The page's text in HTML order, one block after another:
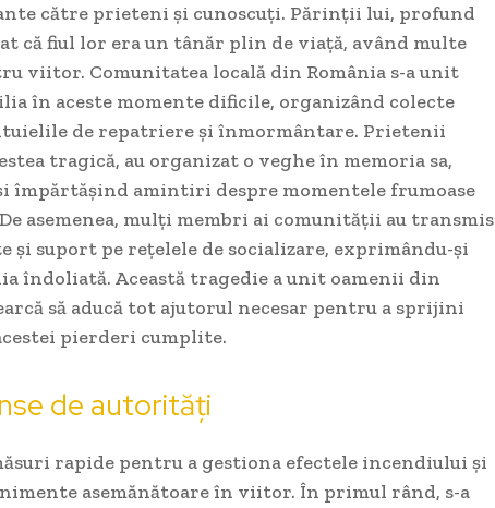
către prieteni și cunoscuți. Părinții lui, profund
că fiul lor era un tânăr plin de viață, având multe
viitor. Comunitatea locală din România s-a unit
în aceste momente dificile, organizând colecte
de repatriere și înmormântare. Prietenii
tragică, au organizat o veghe în memoria sa,
împărtășind amintiri despre momentele frumoase
asemenea, mulți membri ai comunității au transmis
și suport pe rețelele de socializare, exprimându-și
îndoliată. Această tragedie a unit oamenii din
să aducă tot ajutorul necesar pentru a sprijini
pierderi cumplite.
de autorități
rapide pentru a gestiona efectele incendiului și
asemănătoare în viitor. În primul rând, s-a